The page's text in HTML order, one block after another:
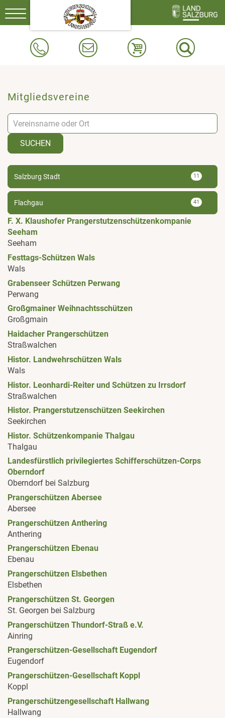
Toggle
navigation
Mitgliedsvereine
SUCHEN
Salzburg Stadt 11
Flachgau 41
F. X. Klaushofer Prangerstutzenschützenkompanie
Seeham
Seeham
Festtags-Schützen Wals
Wals
Grabenseer Schützen Perwang
Perwang
Großgmainer Weihnachtsschützen
Großgmain
Haidacher Prangerschützen
Straßwalchen
Histor. Landwehrschützen Wals
Wals
Histor. Leonhardi-Reiter und Schützen zu Irrsdorf
Straßwalchen
Histor. Prangerstutzenschützen Seekirchen
Seekirchen
Histor. Schützenkompanie Thalgau
Thalgau
Landesfürstlich privilegiertes Schifferschützen-Corps
Oberndorf
Oberndorf bei Salzburg
Prangerschützen Abersee
Abersee
Prangerschützen Anthering
Anthering
Prangerschützen Ebenau
Ebenau
Prangerschützen Elsbethen
Elsbethen
Prangerschützen St. Georgen
St. Georgen bei Salzburg
Prangerschützen Thundorf-Straß e.V.
Ainring
Prangerschützen-Gesellschaft Eugendorf
Eugendorf
Prangerschützen-Gesellschaft Koppl
Koppl
Prangerschützengesellschaft Hallwang
Hallwang